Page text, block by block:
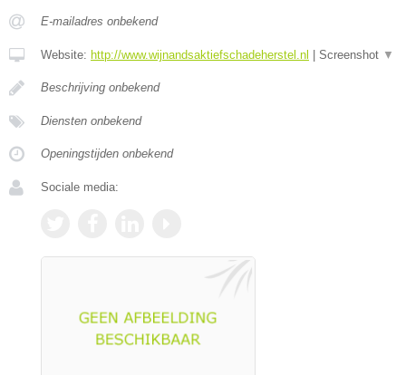
E-mailadres onbekend
Website: http://www.wijnandsaktiefschadeherstel.nl Screenshot ▼
Beschrijving onbekend
Diensten onbekend
Openingstijden onbekend
Sociale media: